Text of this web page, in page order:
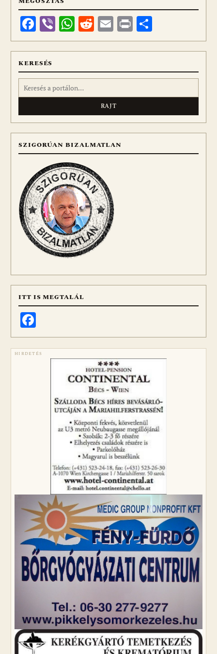
Facebook
ViberWhatsApp
Reddit
Email
Print
meg
KERESÉS
Keresés:
SZIGORÚAN BIZALMATLAN
ITT IS MEGTALÁL
HIRDETÉS